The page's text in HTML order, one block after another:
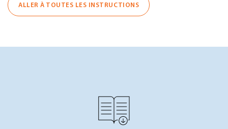
ALLER À TOUTES LES INSTRUCTIONS